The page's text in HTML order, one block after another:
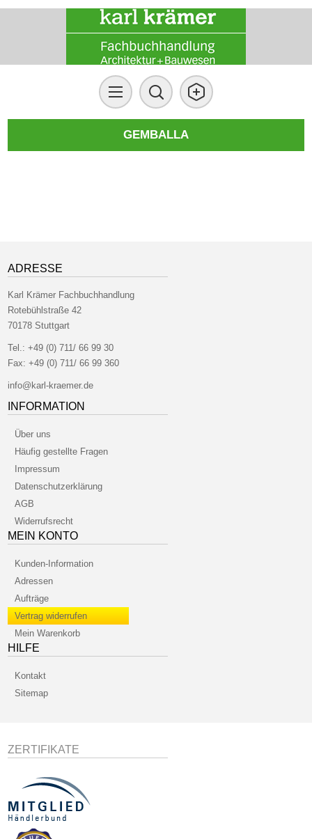
GEMBALLA
ADRESSE
Karl Krämer Fachbuchhandlung
Rotebühlstraße 42
70178 Stuttgart
Tel.:+49 (0) 711/ 66 99 30
Fax: +49 (0) 711/ 66 99 360
info@karl-kraemer.de
INFORMATION
Über uns
Häufig gestellte Fragen
Impressum
Datenschutzerklärung
AGB
Widerrufsrecht
MEIN KONTO
Kunden-Information
Adressen
Aufträge
Vertrag widerrufen
Mein Warenkorb
HILFE
Kontakt
Sitemap
ZERTIFIKATE